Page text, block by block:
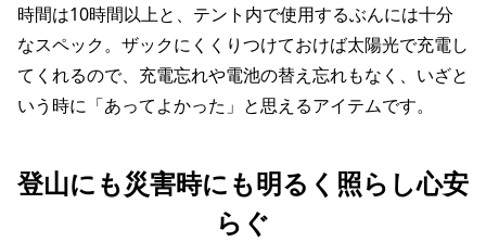
時間は10時間以上と、テント内で使用するぶんには十分
なスペック。ザックにくくりつけておけば太陽光で充電し
てくれるので、充電忘れや電池の替え忘れもなく、いざと
いう時に「あってよかった」と思えるアイテムです。
登山にも災害時にも明るく照らし心安
らぐ